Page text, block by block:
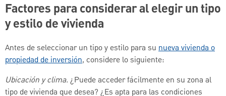
Factores para considerar al elegir un tipo
y estilo de vivienda
Antes de seleccionar un tipo y estilo para su nueva vivienda o
propiedad de inversión, considere lo siguiente:
Ubicación y clima. ¿Puede acceder fácilmente en su zona al
tipo de vivienda que desea? ¿Es apta para las condiciones